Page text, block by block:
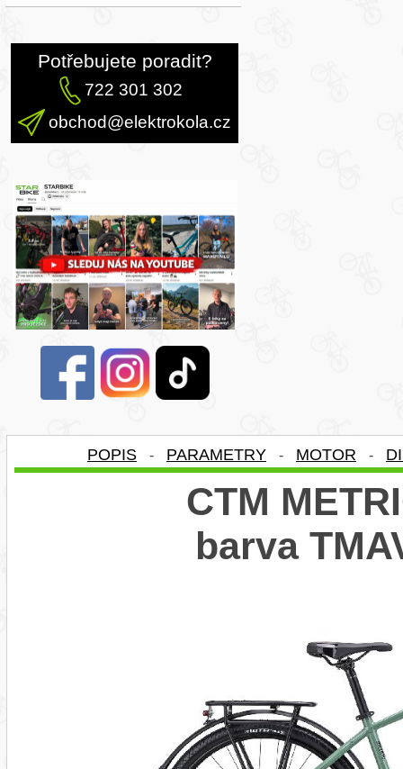
Potřebujete poradit?
722 301 302
obchod@elektrokola.cz
POPIS - PARAMETRY - MOTOR -
CTM
barva